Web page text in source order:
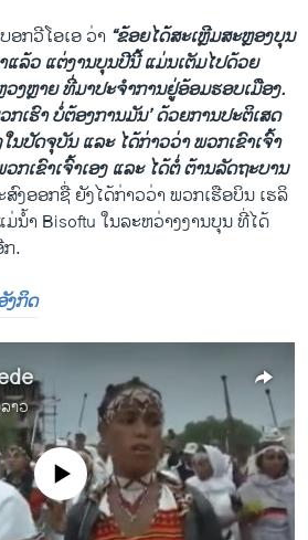
ກວີໂອເອ ວ່າ “ຂ້ອຍໄດ້ສະເຫຼີມສະຫຼອງບຸນ
ແລ້ວ ແຕ່ງານບຸນປີນີ້ ແມ່ນເຕັມໄປດ້ວຍ
ງຫຼາຍ ທີ່ມາປະຈຳການຢູ່ອ້ອມຮອບເມືອງ.
ເຮົາ ບໍ່ຕ້ອງການມັນ’ ດ້ວຍການປະຕິເສດ
ນປັດຈຸບັນ ແລະ ໄດ້ກ່າວວ່າ ພວກເຂົາເຈົ້າ
ກເຂົາເຈົ້າເອງ ແລະ ໄດ້ຕໍ່ ຕ້ານລັດຖະບານ
ງອອກຊື່ ຍັງໄດ້ກ່າວວ່າ ພວກເຮືອບິນ ເຮລິ
ນ້ຳ Bisoftu ໃນລະຫວ່າງງານບຸນ ທີ່ໄດ້
.
ງກິດ
າວ
source currently available